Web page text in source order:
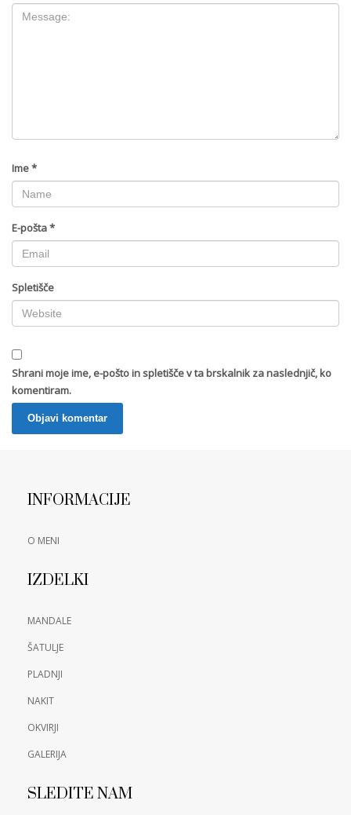
Ime*
E-pošta*
Spletišče
Shrani moje ime, e-pošto in spletišče v ta brskalnik za naslednjič, ko
komentiram.
INFORMACIJE
O MENI
IZDELKI
MANDALE
ŠATULJE
PLADNJI
NAKIT
OKVIRJI
GALERIJA
SLEDITE NAM